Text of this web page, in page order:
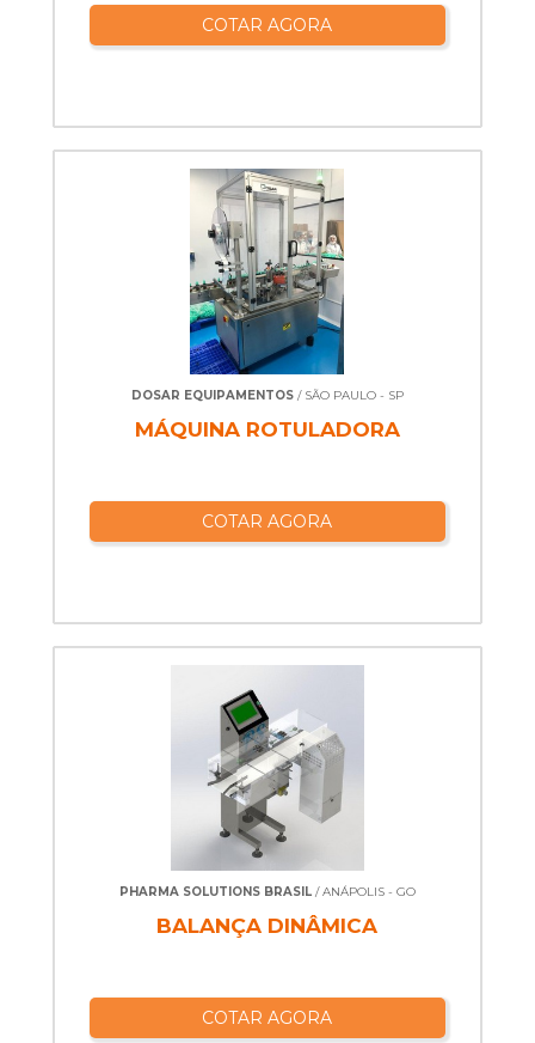
COTAR AGORA
DOSAR EQUIPAMENTOS/ SÃO PAULO - SP
MÁQUINA ROTULADORA
COTAR AGORA
PHARMA SOLUTIONS BRASIL/ ANÁPOLIS - GO
BALANÇA DINÂMICA
COTAR AGORA